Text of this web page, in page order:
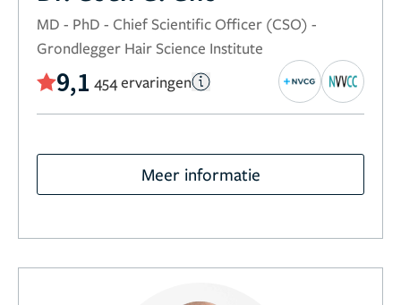
MD - PhD - Chief Scientific Officer (CSO) -
Grondlegger Hair Science Institute
9,1 454 ervaringen
Meer informatie